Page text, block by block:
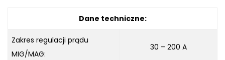
Dane techniczne:
Zakres regulacji prądu
MIG/MAG:
30 – 200 A